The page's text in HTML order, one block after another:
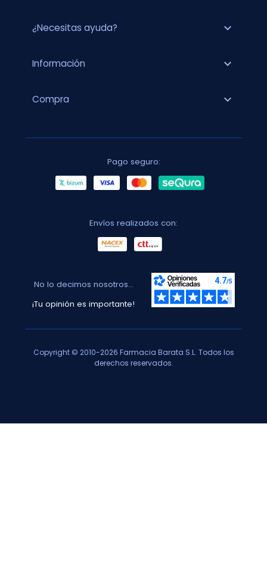
¿Necesitas ayuda? expand_more
Información expand_more
Compra expand_more
Pago seguro:
Envíos realizados con:
No lo decimos nosotros...
¡Tu opinión es importante!
Copyright © 2010-2026 Farmacia Barata S.L. Todos los
derechos reservados.